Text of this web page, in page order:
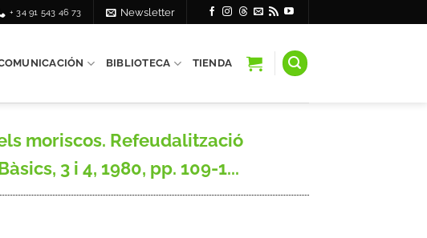
+ 34 91 543 46 73 Newsletter
BIBLIOTECA TIENDA
moriscos. Refeudalització
3 i 4, 1980, pp. 109-1...